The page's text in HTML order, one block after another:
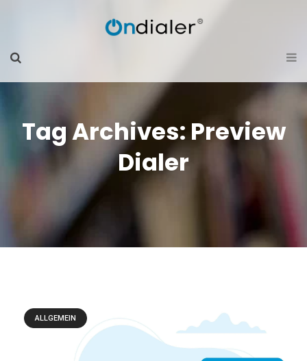
Tag Archives: Preview
Dialer
ALLGEMEIN